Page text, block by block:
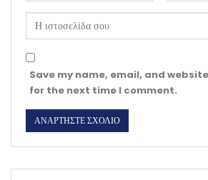
Save my name, email, and
for the next time I comment.